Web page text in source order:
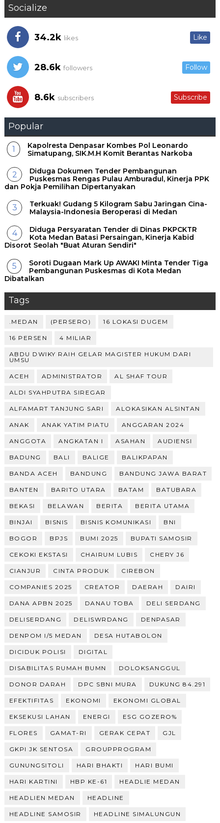
Socialize
34.2k likes Like
28.6k followers Follow
8.6k subscribers Subscribe
Popular
Kapolresta Denpasar Kombes Pol Leonardo
Simatupang, SIK.M.H Komit Berantas Narkoba
Diduga Dokumen Tender Pembangunan
Puskesmas Rengas Pulau Amburadul, Kinerja PPK
dan Pokja Pemilihan Dipertanyakan
Terkuak! Gudang 5 Kilogram Sabu Jaringan Cina-
Malaysia-Indonesia Beroperasi di Medan
Diduga Persyaratan Tender di Dinas PKPCKTR
Kota Medan Batasi Persaingan, Kinerja Kabid
Disorot Seolah "Buat Aturan Sendiri"
Soroti Dugaan Mark Up AWAKI Minta Tender Tiga
Pembangunan Puskesmas di Kota Medan
Dibatalkan
Tags
.MEDAN (PERSERO) 16 LOKASI DUGEM
16 PERSEN 4 MILIAR
ABDU DWIKY RAIH GELAR MAGISTER HUKUM DARI
UMSU
ACEH ADMINISTRATOR AL SHAF TOUR
ALDI SYAHPUTRA SIREGAR
ALFAMART TANJUNG SARI ALOKASIKAN ALSINTAN
ANAK ANAK YATIM PIATU ANGGARAN 2024
ANGGOTA ANGKATAN I ASAHAN AUDIENSI
BADUNG BALI BALIGE BALIKPAPAN
BANDA ACEH BANDUNG BANDUNG JAWA BARAT
BANTEN BARITO UTARA BATAM BATUBARA
BEKASI BELAWAN BERITA BERITA UTAMA
BINJAI BISNIS BISNIS KOMUNIKASI BNI
BOGOR BPJS BUMI 2025 BUPATI SAMOSIR
CEKOKI EKSTASI CHAIRUM LUBIS CHERY J6
CIANJUR CINTA PRODUK CIREBON
COMPANIES 2025 CREATOR DAERAH DAIRI
DANA APBN 2025 DANAU TOBA DELI SERDANG
DELISERDANG DELISWRDANG DENPASAR
DENPOM I/5 MEDAN DESA HUTABOLON
DICIDUK POLISI DIGITAL
DISABILITAS RUMAH BUMN DOLOKSANGGUL
DONOR DARAH DPC SBNI MURA DUKUNG 84.291
EFEKTIFITAS EKONOMI EKONOMI GLOBAL
EKSEKUSI LAHAN ENERGI ESG GOZERO%
FLORES GAMAT-RI GERAK CEPAT GJL
GKPI JK SENTOSA GROUPPROGRAM
GUNUNGSITOLI HARI BHAKTI HARI BUMI
HARI KARTINI HBP KE-61 HEADLIE MEDAN
HEADLIEN MEDAN HEADLINE
HEADLINE SAMOSIR HEADLINE SIMALUNGUN